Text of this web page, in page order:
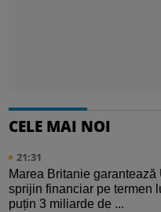
CELE MAI NOI
21:31
Marea Britanie garantează
sprijin financiar pe termen
puțin 3 miliarde de ...